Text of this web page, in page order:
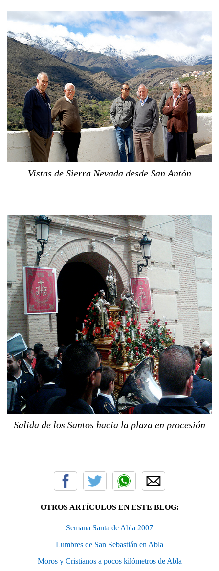
Vistas de Sierra Nevada desde San Antón
Salida de los Santos hacia la plaza en procesión
OTROS ARTÍCULOS EN ESTE BLOG:
Semana Santa de Abla 2007
Lumbres de San Sebastián en Abla
Moros y Cristianos a pocos kilómetros de Abla